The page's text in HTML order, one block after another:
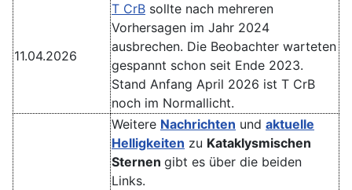
11.04.2026
T CrB sollte nach mehreren
Vorhersagen im Jahr 2024
ausbrechen. Die Beobachter warteten
gespannt schon seit Ende 2023.
Stand Anfang April 2026 ist T CrB
noch im Normallicht.
Weitere Nachrichten und aktuelle
Helligkeiten zu Kataklysmischen
Sternen gibt es über die beiden
Links.